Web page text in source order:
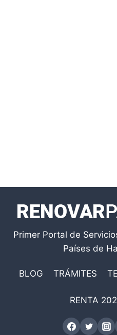
Primer Portal de
Países de
BLOG TRÁMITES
RENTA